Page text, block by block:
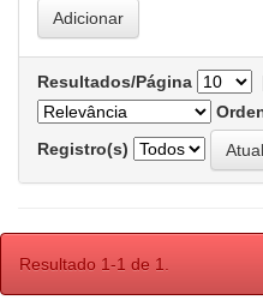
Resultados/Página
Registro(s)
Resultado 1-1 de 1.